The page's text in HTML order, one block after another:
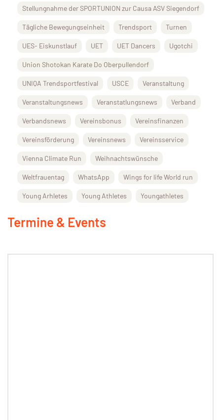
Stellungnahme der SPORTUNION zur Causa ASV Siegendorf
Tägliche Bewegungseinheit Trendsport Turnen
UES- Eiskunstlauf UET UET Dancers Ugotchi
Union Shotokan Karate Do Oberpullendorf
UNIQA Trendsportfestival USCE Veranstaltung
Veranstaltungsnews Veranstatlungsnews Verband
Verbandsnews Vereinsbonus Vereinsfinanzen
Vereinsförderung Vereinsnews Vereinsservice
Vienna Climate Run Weihnachtswünsche
Weltfrauentag WhatsApp Wings for life World run
Young Arhletes Young Athletes Youngathletes
Termine & Events